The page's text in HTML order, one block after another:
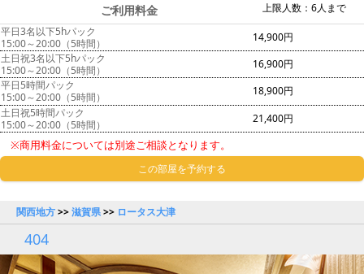
上限人数：6人まで
ご利用料金
平日3名以下5hパック
15:00～20:00（5時間）
14,900円
土日祝3名以下5hパック
15:00～20:00（5時間）
16,900円
平日5時間パック
15:00～20:00（5時間）
18,900円
土日祝5時間パック
15:00～20:00（5時間）
21,400円
※商用料金については別途ご相談となります。
この部屋を予約する
関西地方>>滋賀県>> ロータス大津
404